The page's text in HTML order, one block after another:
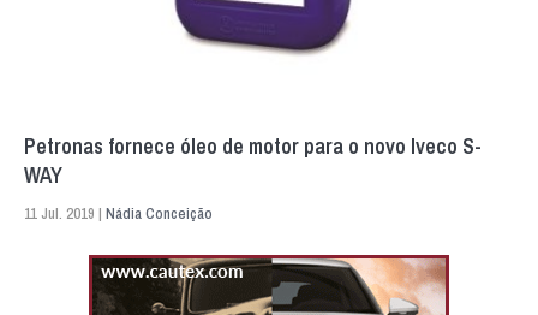
Petronas fornece óleo de motor para o novo Iveco S-
WAY
11 Jul. 2019 | Nádia Conceição